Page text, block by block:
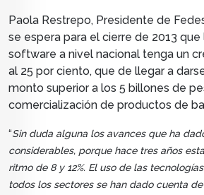
Paola Restrepo, Presidente de
se espera para el cierre de 2013
software a nivel nacional tenga un
al 25 por ciento, que de llegar a
monto superior a los 5 billones de
comercialización de productos de
“Sin duda alguna los avances que ha
considerables, porque hace tres años
ritmo de 8 y 12%. El uso de las
todos los sectores se han dado cuenta